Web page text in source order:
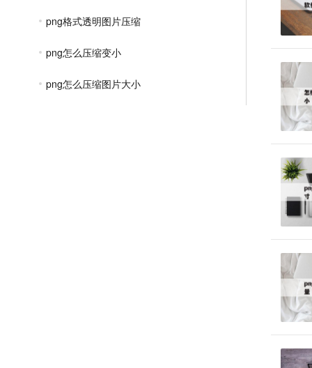
png格式透明图片压缩
png怎么压缩变小
png怎么压缩图片大小